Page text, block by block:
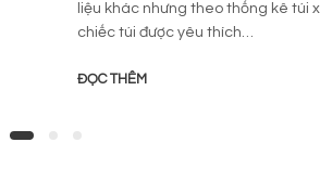
liệu khác nhưng theo thống kê túi
chiếc túi được yêu thích…
ĐỌC THÊM